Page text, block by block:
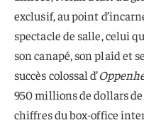
exclusif, au point
spectacle de salle, celui
son canapé, son plaid et
succès colossal d’
950 millions de dollars
chiffres du box-office